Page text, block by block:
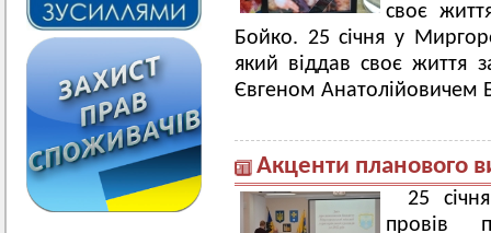
своє
Бойко. 25 січня у
який віддав своє життя
Євгеном
Акценти планового
25
провів